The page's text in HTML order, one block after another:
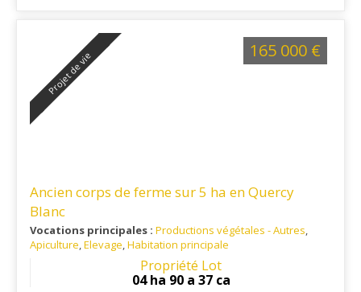
Projet de vie
Ancien corps de ferme sur 5 ha en Quercy
Blanc
Vocations principales : Productions végétales - Autres,
Apiculture,Elevage,Habitation principale
: En Quercy Blanc. Limitrophe départements
Propriété Lot
04 ha 90 a 37 ca
165 000 €